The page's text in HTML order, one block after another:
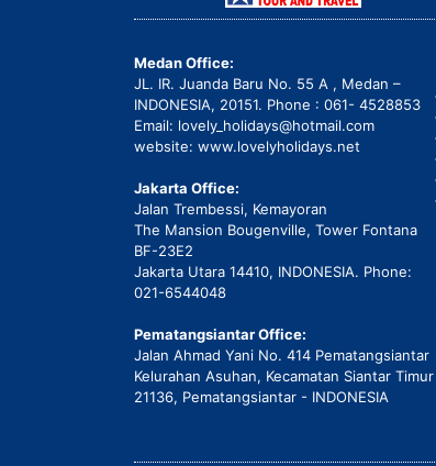
Medan Office:
JL. IR. Juanda Baru No. 55 A , Medan –
INDONESIA, 20151. Phone : 061- 4528853
Email: lovely_holidays@hotmail.com
website: www.lovelyholidays.net
Jakarta Office:
Jalan Trembessi, Kemayoran
The Mansion Bougenville, Tower Fontana
BF-23E2
Jakarta Utara 14410, INDONESIA. Phone:
021-6544048
Pematangsiantar Office:
Jalan Ahmad Yani No. 414 Pematangsiantar
Kelurahan Asuhan, Kecamatan Siantar Timur
21136, Pematangsiantar - INDONESIA